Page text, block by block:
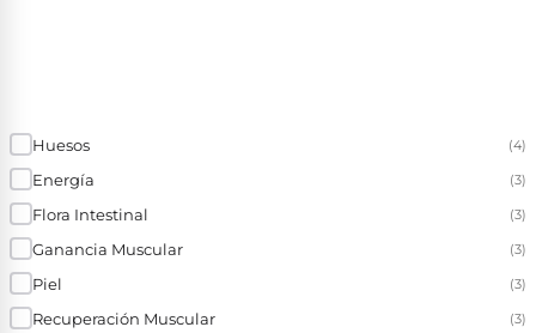
Huesos (4)
Energía (3)
Flora Intestinal (3)
Ganancia Muscular (3)
Piel (3)
Recuperación Muscular (3)